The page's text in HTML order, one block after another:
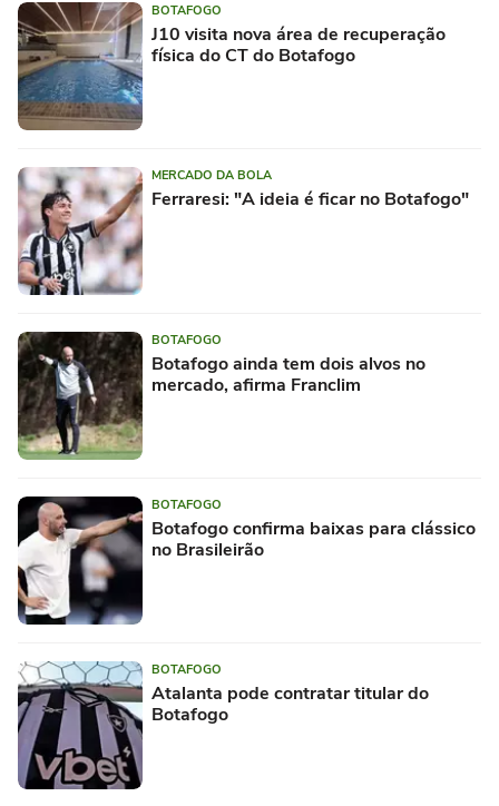
BOTAFOGO
J10 visita nova área de recuperação
física do CT do Botafogo
MERCADO DA BOLA
Ferraresi: "A ideia é ficar no Botafogo"
BOTAFOGO
Botafogo ainda tem dois alvos no
mercado, afirma Franclim
BOTAFOGO
Botafogo confirma baixas para clássico
no Brasileirão
BOTAFOGO
Atalanta pode contratar titular do
Botafogo